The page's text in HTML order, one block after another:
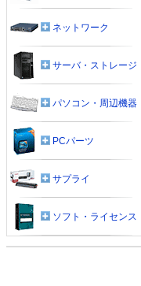
ネットワーク
サーバ・ストレージ
パソコン・周辺機器
PCパーツ
サプライ
ソフト・ライセンス